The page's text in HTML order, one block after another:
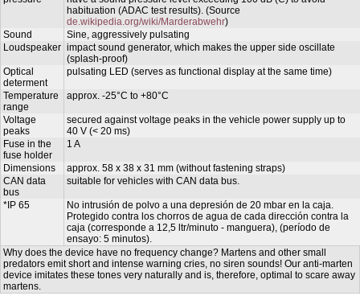
habituation (ADAC test results). (Source
de.wikipedia.org/wiki/Marderabwehr)
Sound
Sine, aggressively pulsating
Loudspeaker impact sound generator, which makes the upper side oscillate
(splash-proof)
Optical
determent
pulsating LED (serves as functional display at the same time)
Temperature
range
approx. -25°C to +80°C
Voltage
peaks
secured against voltage peaks in the vehicle power supply up to
40 V (< 20 ms)
Fuse in the
fuse holder
1 A
Dimensions
approx. 58 x 38 x 31 mm (without fastening straps)
CAN data
bus
suitable for vehicles with CAN data bus.
Why does the device have no frequency change? Martens and other small
predators emit short and intense warning cries, no siren sounds! Our anti-marten
device imitates these tones very naturally and is, therefore, optimal to scare away
martens.
*IP 65
No intrusión de polvo a una depresión de 20 mbar en la caja.
Protegido contra los chorros de agua de cada dirección contra la
caja (corresponde a 12,5 ltr/minuto - manguera), (período de
ensayo: 5 minutos).